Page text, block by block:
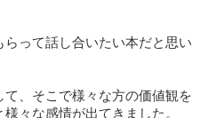
って話し合いたい本だと思い
、そこで様々な方の価値観を
々な感情が出てきました。